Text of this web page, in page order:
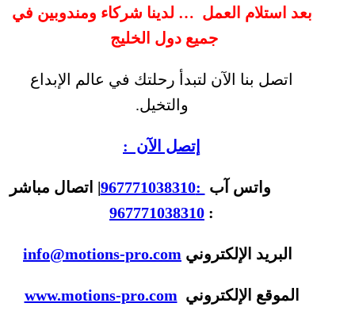
بعد استلام العمل … لدينا شركاء ومندوبين في
جميع دول الخليج
اتصل بنا الآن لتبدأ رحلتك في عالم الإبداع
والتخيل.
إتصل الآن :
واتس آب :967771038310
| اتصال مباشر
:
967771038310
البريد الإلكتروني info@motions-pro.com
الموقع الإلكتروني www.motions-pro.com